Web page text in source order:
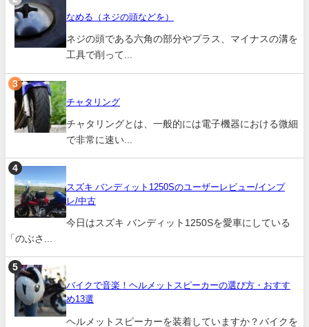
なめる（ネジの頭などを）
ネジの頭である六角の部分やプラス、マイナスの溝を
工具で削って...
チャタリング
チャタリングとは、一般的には電子機器における微細
で非常に速い...
スズキ バンディット1250Sのユーザーレビュー/インプ
レ/中古
今日はスズキ バンディット1250Sを愛車にしている
「のぶさ...
バイクで音楽！ヘルメットスピーカーの選び方・おすす
め13選
ヘルメットスピーカーを装着していますか？バイクを